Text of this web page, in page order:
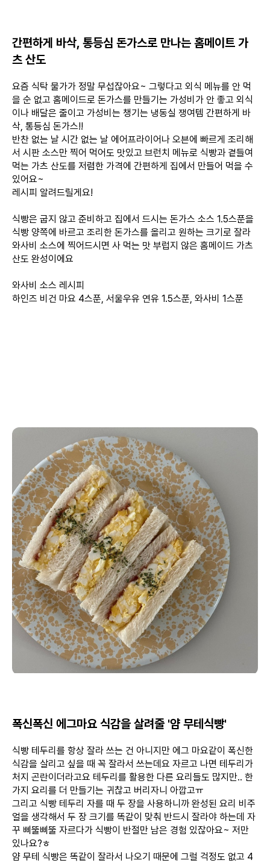
간편하게 바삭, 통등심 돈가스로 만나는 홈메이트 가
츠 산도
요즘 식탁 물가가 정말 무섭잖아요~ 그렇다고 외식 메뉴를 안 먹
을 순 없고 홈메이드로 돈가스를 만들기는 가성비가 안 좋고 외식
이나 배달은 줄이고 가성비는 챙기는 냉동실 쟁여템 간편하게 바
삭, 통등심 돈가스!!
반찬 없는 날 시간 없는 날 에어프라이어나 오븐에 빠르게 조리해
서 시판 소스만 찍어 먹어도 맛있고 브런치 메뉴로 식빵과 곁들여
먹는 가츠 산도를 저렴한 가격에 간편하게 집에서 만들어 먹을 수
있어요~
레시피 알려드릴게요!
식빵은 굽지 않고 준비하고 집에서 드시는 돈가스 소스 1.5스푼을
식빵 양쪽에 바르고 조리한 돈가스를 올리고 원하는 크기로 잘라
와사비 소스에 찍어드시면 사 먹는 맛 부럽지 않은 홈메이드 가츠
산도 완성이에요
와사비 소스 레시피
하인즈 비건 마요 4스푼, 서울우유 연유 1.5스푼, 와사비 1스푼
폭신폭신 에그마요 식감을 살려줄 '얌 무테식빵'
식빵 테두리를 항상 잘라 쓰는 건 아니지만 에그 마요같이 폭신한
식감을 살리고 싶을 때 꼭 잘라서 쓰는데요 자르고 나면 테두리가
처지 곤란이더라고요 테두리를 활용한 다른 요리들도 많지만.. 한
가지 요리를 더 만들기는 귀찮고 버리자니 아깝고ㅠ
그리고 식빵 테두리 자를 때 두 장을 사용하니까 완성된 요리 비주
얼을 생각해서 두 장 크기를 똑같이 맞춰 반드시 잘라야 하는데 자
꾸 삐뚤삐뚤 자르다가 식빵이 반절만 남은 경험 있잖아요~ 저만
있나요?ㅎ
얌 무테 식빵은 똑같이 잘라서 나오기 때문에 그럴 걱정도 없고 4